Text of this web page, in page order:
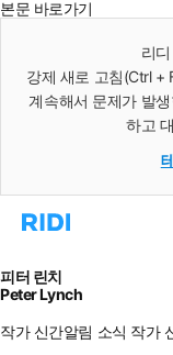
본문 바로가기
리
강제 새로 고침(Ctrl +
계속해서 문제가 발
하고
리
으
로
동
피터 린치
Peter Lynch
작가 신간알림 소식 작가